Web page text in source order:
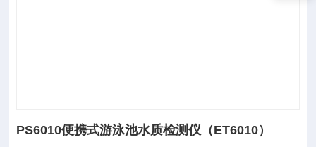
PS6010便携式游泳池水质检测仪（ET6010）